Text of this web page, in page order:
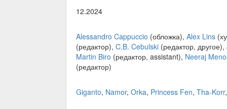
12.2024
Alessandro Cappuccio (обложка), Alex Lins
(редактор), C.B. Cebulski (редактор, другое),
Martin Biro (редактор, assistant), Neeraj
(редактор)
Giganto, Namor, Orka, Princess Fen, Tha-Korr